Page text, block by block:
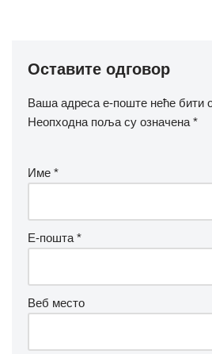
Оставите одговор
Ваша адреса е-поште неће бити
Неопходна поља су означена *
Име *
Е-пошта *
Веб место